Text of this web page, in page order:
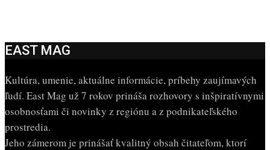
EAST MAG
Kultúra, umenie, aktuálne informácie, príbehy zaujímavých
ľudí. East Mag už 7 rokov prináša rozhovory s inšpiratívnymi
osobnosťami či novinky z regiónu a z podnikateľského
prostredia.
Jeho zámerom je prinášať kvalitný obsah čitateľom, ktorí